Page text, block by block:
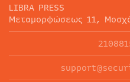
LIBRA PRESS
Μεταμορφώσεως 11,